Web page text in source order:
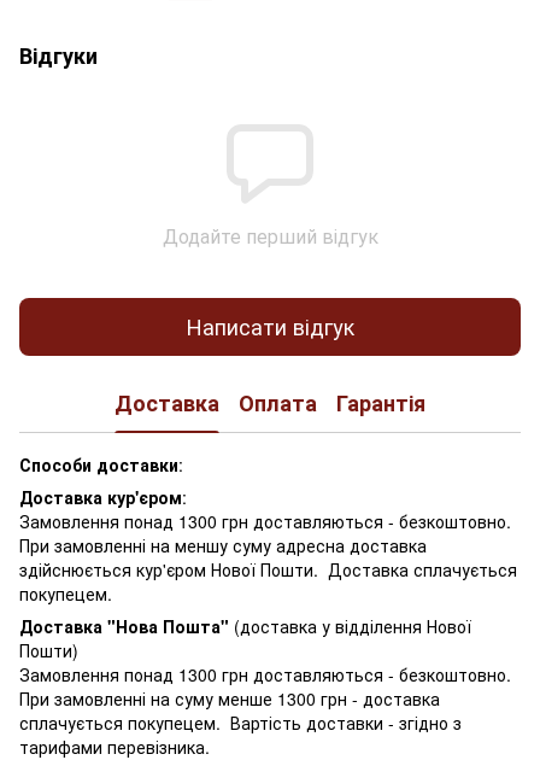
Відгуки
Додайте перший відгук
Написати відгук
Доставка Оплата Гарантія
Способи доставки:
Доставка кур'єром:
Замовлення понад 1300 грн доставляються - безкоштовно.
При замовленні на меншу суму адресна доставка
здійснюється кур'єром Нової Пошти. Доставка сплачується
покупецем.
Доставка "Нова Пошта" (доставка у відділення Нової
Пошти)
Замовлення понад 1300 грн доставляються - безкоштовно.
При замовленні на суму менше 1300 грн - доставка
сплачується покупецем. Вартість доставки - згідно з
тарифами перевізника.